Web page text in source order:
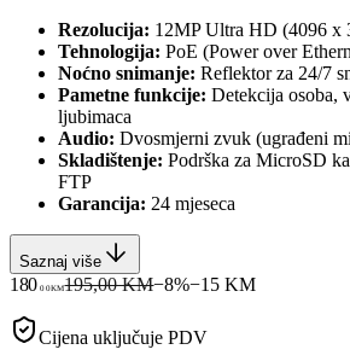
Rezolucija: 12MP Ultra HD (4096 x
Tehnologija: PoE (Power over
Noćno snimanje: Reflektor za 24/7
Pametne funkcije: Detekcija osoba,
ljubimaca
Audio: Dvosmjerni zvuk (ugrađeni
Skladištenje: Podrška za MicroSD
FTP
Garancija: 24 mjeseca
Saznaj više
180 00KM195,00 KM−8%−15 KM
Cijena uključuje PDV